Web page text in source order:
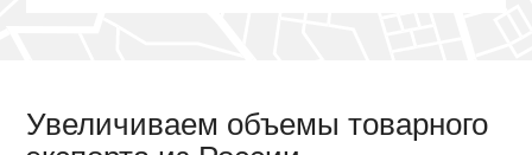
Увеличиваем объемы товарного